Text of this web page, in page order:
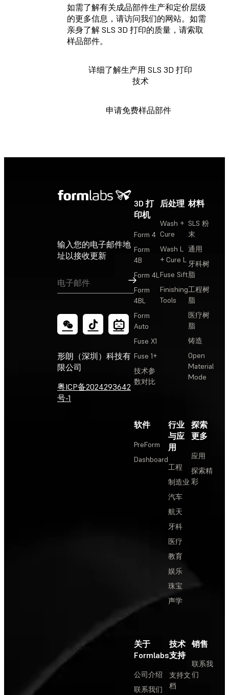
如需了解有关成品部件生产和定价层级
的更多信息，请访问我们的网站。如需
亲身了解 SLS 3D 打印的质量，请索取
样品部件。
详细了解生产用 SLS 3D 打印
技术
申请免费样品部件
输入您的电子邮件地
址以接收更新
订阅
形朗（深圳）科技有
限公司
粤ICP备2024293642
号-1
3D 打
印机
Form 4
Form
4B
Form 4L
Form
4BL
Form
Auto
Fuse X1
Fuse 1+
技术参
数对比
后处理
Wash +
Cure
Wash L
+ Cure L
Fuse Sift
Finishing
Tools
材料
SLS 粉
末
通用
牙科树
脂
工程树
脂
医疗树
脂
铸造
Open
Material
Mode
软件
PreForm
Dashboard
行业
与应
用
工程
制造业
汽车
航天
牙科
医疗
教育
娱乐
珠宝
声学
探索
更多
应用
探索精
彩
关于
Formlabs
公司介绍
联系我们
技术
支持
支持文
档
销售
联系我
们